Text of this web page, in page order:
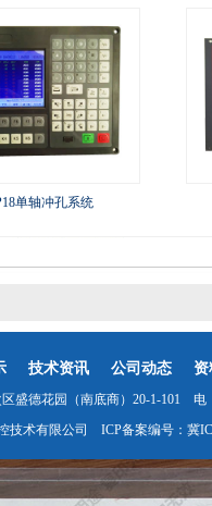
单轴冲孔系统
技术资讯 公司动态 资
盛德花园（南底商）20-1-101 电
技术有限公司 ICP备案编号： 冀